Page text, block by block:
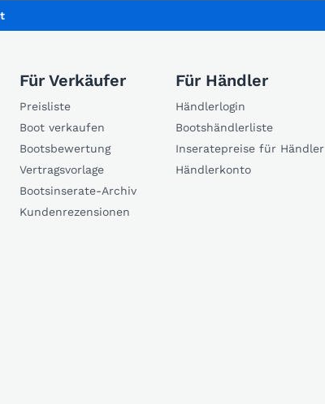
Für Verkäufer
Preisliste
Boot verkaufen
Bootsbewertung
Vertragsvorlage
Bootsinserate-Archiv
Kundenrezensionen
Für Händler
Händlerlogin
Bootshändlerliste
Inseratepreise für Händler
Händlerkonto